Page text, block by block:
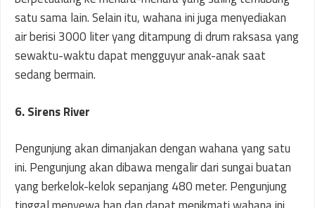
satu sama lain. Selain itu, wahana ini juga menyediakan
air berisi 3000 liter yang ditampung di drum raksasa yang
sewaktu-waktu dapat mengguyur anak-anak saat
sedang bermain.
6. Sirens River
Pengunjung akan dimanjakan dengan wahana yang satu
ini. Pengunjung akan dibawa mengalir dari sungai buatan
yang berkelok-kelok sepanjang 480 meter. Pengunjung